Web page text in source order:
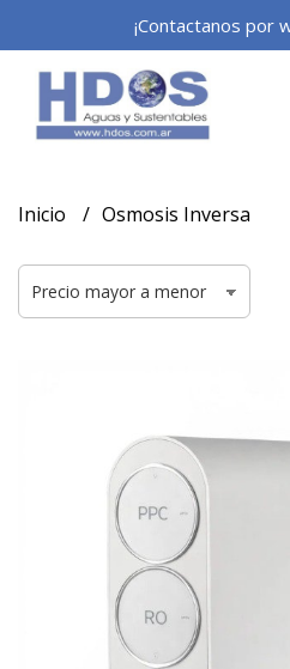
¡Contactanos por
Inicio Osmosis Inversa